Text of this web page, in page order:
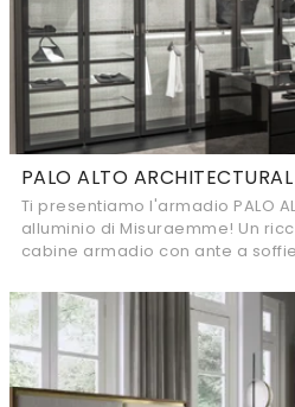
PALO ALTO ARCHITECTURAL
Ti presentiamo l'armadio PALO
alluminio di Misuraemme! Un
cabine armadio con ante a